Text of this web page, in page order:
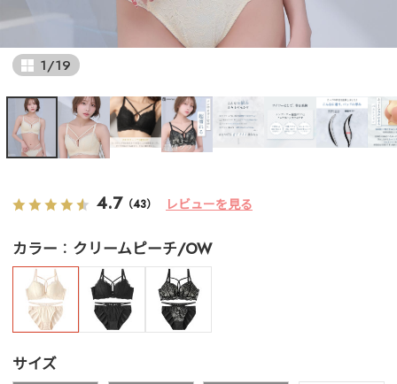
1/19
4.7 （43） レビューを見る
カラー クリームピーチ/OW
サイズ